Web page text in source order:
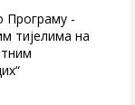
Програму -
тијелима на